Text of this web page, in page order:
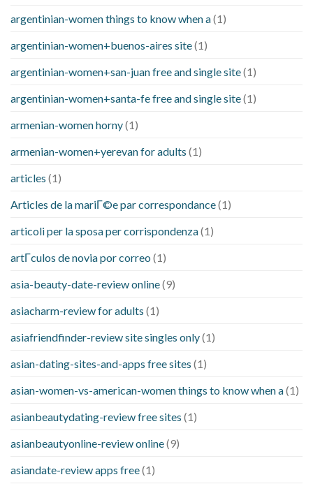
argentinian-women things to know when a(1)
argentinian-women+buenos-aires site(1)
argentinian-women+san-juan free and single site(1)
argentinian-women+santa-fe free and single site(1)
armenian-women horny(1)
armenian-women+yerevan for adults (1)
articles (1)
Articles de la mariГ©e par correspondance(1)
articoli per la sposa per corrispondenza(1)
artГ­culos de novia por correo (1)
asia-beauty-date-review online(9)
asiacharm-review for adults (1)
asiafriendfinder-review site singles only(1)
asian-dating-sites-and-apps free sites (1)
asian-women-vs-american-women things to know when a(1)
asianbeautydating-review free sites (1)
asianbeautyonline-review online(9)
asiandate-review apps free(1)